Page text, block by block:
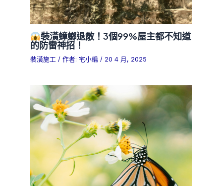
裝潢蟑螂退散！3個99%屋主都不知道
的防雷神招！
裝潢施工 / 作者: 宅小編/ 20 4 月, 2025